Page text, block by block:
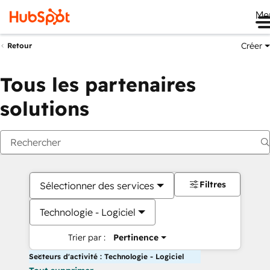
Retour Créer
Tous les partenaires
solutions
Sélectionner des services
Technologie - Logiciel
Trier par : Pertinence
Filtres
Secteurs d'activité : Technologie - Logiciel